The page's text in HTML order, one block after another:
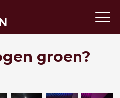
groen?